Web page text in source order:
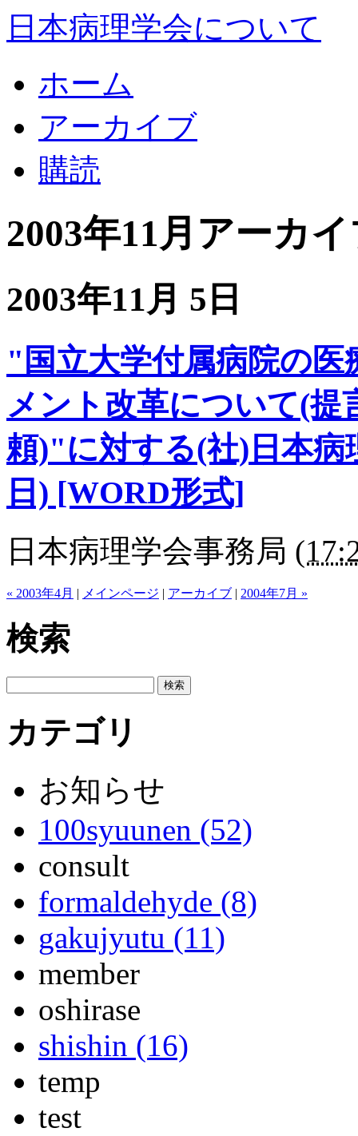
日本病理学会について
ホーム
アーカイブ
購読
2003年11月アーカ
2003年11月 5日
"国立大学付属病院の
メント改革について(提
頼)"に対する(社)日本病
日) [WORD形式]
日本病理学会事務局 (
« 2003年4月 | メインページ | アーカイブ | 2004年7月 »
検索
カテゴリ
お知らせ
100syuunen (52)
consult
formaldehyde (8)
gakujyutu (11)
member
oshirase
shishin (16)
temp
test